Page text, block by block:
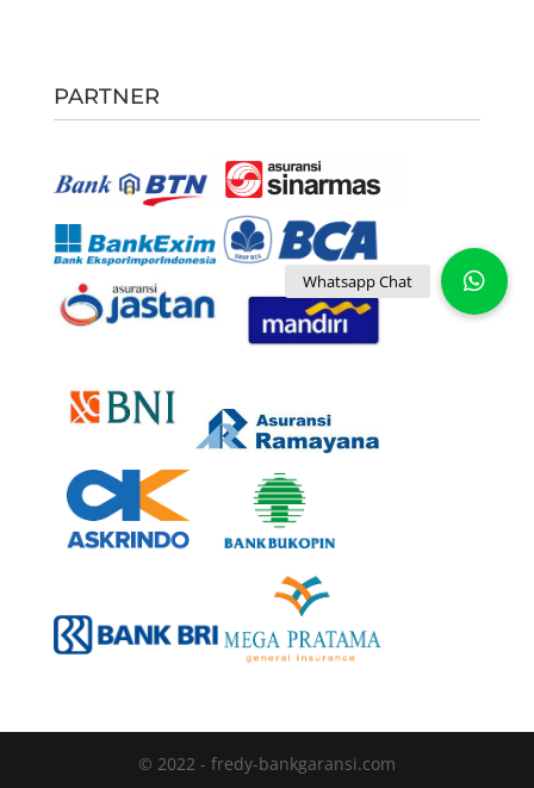
PARTNER
© 2022 - fredy-bankgaransi.com